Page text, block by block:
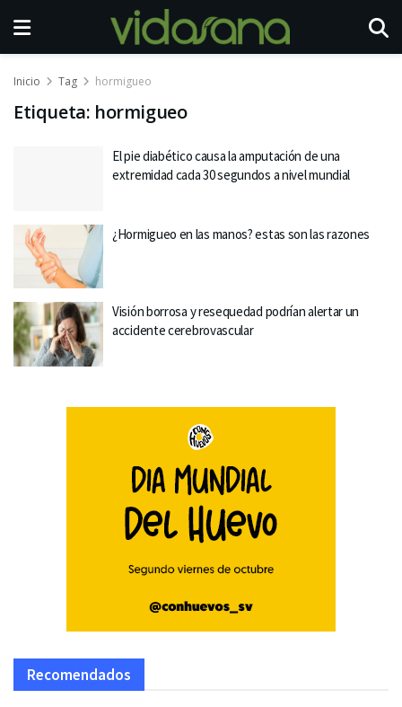
Inicio Tag hormigueo
Etiqueta: hormigueo
El pie diabético causa la amputación de una
extremidad cada 30 segundos a nivel mundial
¿Hormigueo en las manos? estas son las razones
Visión borrosa y resequedad podrían alertar un
accidente cerebrovascular
Recomendados